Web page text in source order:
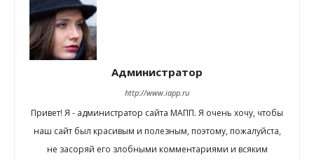
Администратор
http://www.iapp.ru
Привет! Я - администратор сайта МАПП. Я очень хочу, чтобы
наш сайт был красивым и полезным, поэтому, пожалуйста,
не засоряй его злобными комментариями и всяким